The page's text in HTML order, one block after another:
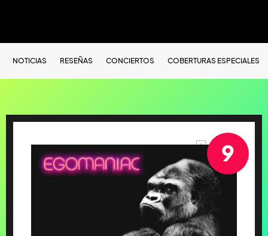
NOTICIAS RESEÑAS CONCIERTOS COBERTURAS ESPECIALES
9